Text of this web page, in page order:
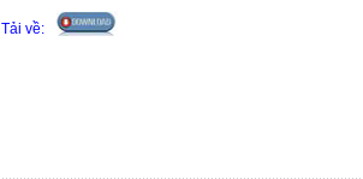
Tải về: